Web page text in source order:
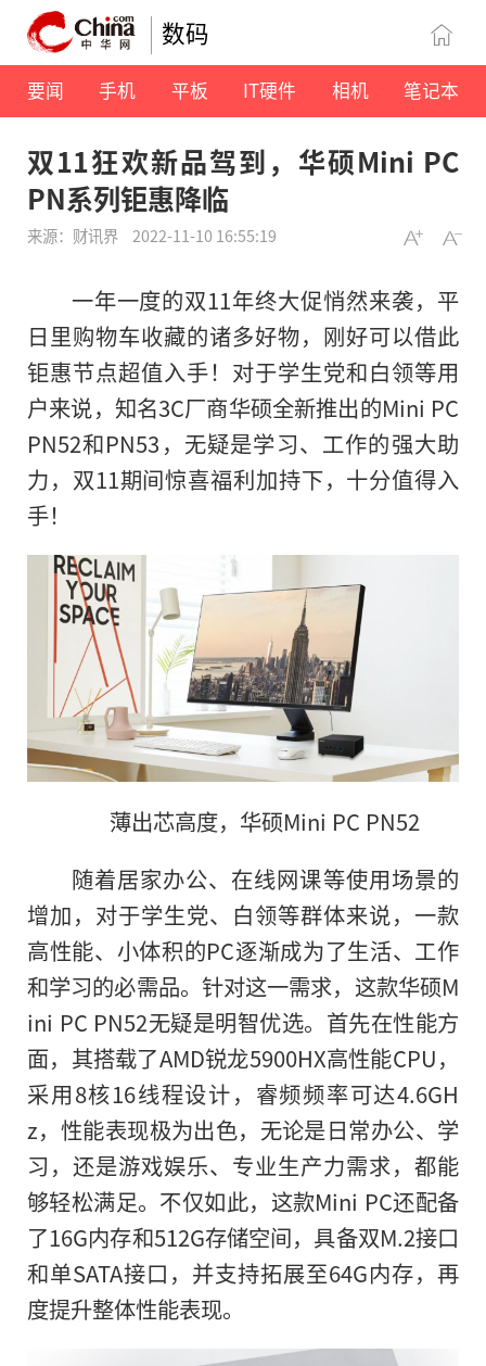
数码
要闻 手机 平板 IT硬件 相机 笔记本
双11狂欢新品驾到，华硕Mini PC
PN系列钜惠降临
来源：财讯界 2022-11-10 16:55:19
一年一度的双11年终大促悄然来袭， 平
日里购物车收藏的诸多好物，刚好可以借此
钜惠节点超值入手！对于学生党和白领等用
户来说，知名3C厂商华硕全新推出的Mini PC
PN52和PN53，无疑是学习、工作的强大助
力，双11期间惊喜福利加持下，十分值得入
手！
薄出芯高度，华硕Mini PC PN52
随着居家办公、在线网课等使用场景的
增加，对于学生党、白领等群体来说，一款
高性能、小体积的PC逐渐成为了生活、工作
和学习的必需品。针对这一需求，这款华硕M
ini PC PN52无疑是明智优选。首先在性能方
面，其搭载了AMD锐龙5900HX高性能CPU，
采用8核16线程设计，睿频频率可达4.6GH
z， 性能表现极为出色，无论是日常办公、学
习 ，还是游戏娱乐、专业生产力需求，都能
够轻松满足。不仅如此，这款Mini PC还配备
了16G内存和512G存储空间，具备双M.2接口
和单SATA接口，并支持拓展至64G内存，再
度提升整体性能表现。